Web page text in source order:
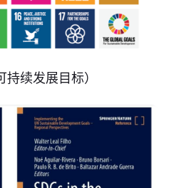
持续发展目标）